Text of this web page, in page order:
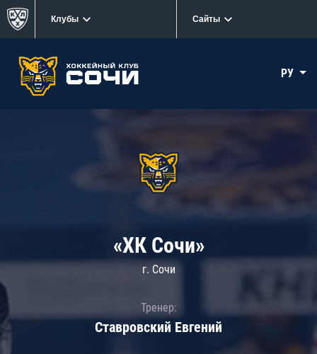
Клубы Сайты
РУ
«ХК Сочи»
г. Сочи
Тренер:
Ставровский Евгений